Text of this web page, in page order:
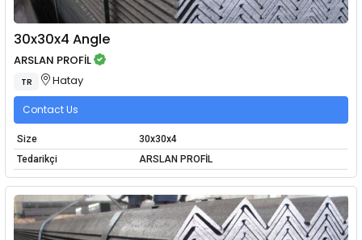
30x30x4 Angle
ARSLAN PROFİL
TR Hatay
Contact Us
Size
30x30x4
Tedarikçi
ARSLAN PROFİL